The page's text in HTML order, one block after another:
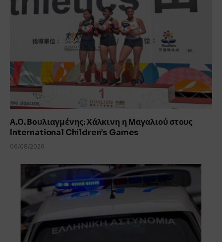
Α.Ο. Βουλιαγμένης: Χάλκινη η Μαγαλιού στους
International Children’s Games
06/08/2026